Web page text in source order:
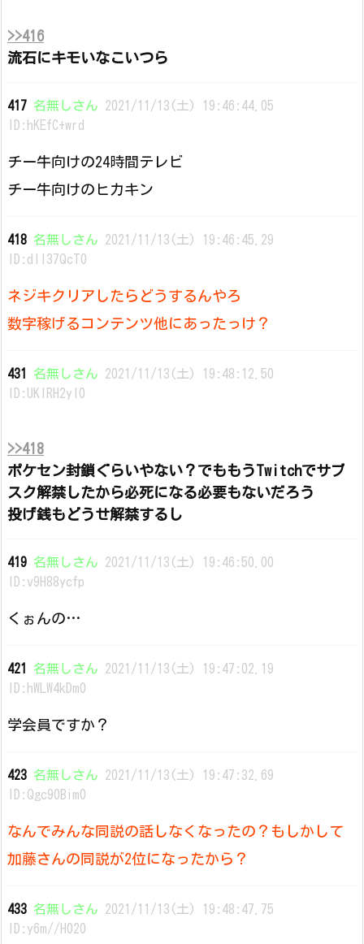
>>416
流石にキモいなこいつら
417 名無しさん 2021/11/13(土) 19:46:44.05
ID:hKEfC+wrd
チー牛向けの24時間テレビ
チー牛向けのヒカキン
418 名無しさん 2021/11/13(土) 19:46:45.29
ID:dIl37QcT0
ネジキクリアしたらどうするんやろ
数字稼げるコンテンツ他にあったっけ？
431 名無しさん 2021/11/13(土) 19:48:12.50
ID:UKlRH2yI0
>>418
ポケセン封鎖ぐらいやない？でももうTwitchでサブ
スク解禁したから必死になる必要もないだろう
投げ銭もどうせ解禁するし
419 名無しさん 2021/11/13(土) 19:46:50.00
ID:v9H88ycfp
くぉんの…
421 名無しさん 2021/11/13(土) 19:47:02.19
ID:hWLW4kDm0
学会員ですか？
423 名無しさん 2021/11/13(土) 19:47:32.69
ID:Qgc90Bim0
なんでみんな同説の話しなくなったの？もしかして
加藤さんの同説が2位になったから？
433 名無しさん 2021/11/13(土) 19:48:47.75
ID:y6m//H020